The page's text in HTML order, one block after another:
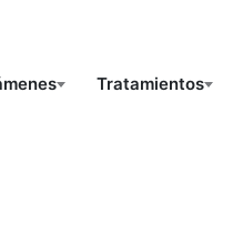
Tratamientos